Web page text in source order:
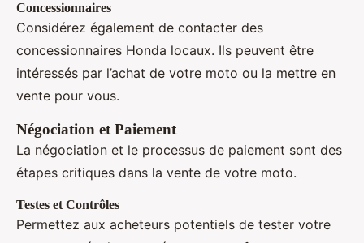
Concessionnaires
Considérez également de contacter des
concessionnaires Honda locaux. Ils peuvent être
intéressés par l’achat de votre moto ou la mettre en
vente pour vous.
Négociation et Paiement
La négociation et le processus de paiement sont des
étapes critiques dans la vente de votre moto.
Testes et Contrôles
Permettez aux acheteurs potentiels de tester votre